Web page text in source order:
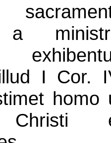
a
I Cor.
homo
Christi